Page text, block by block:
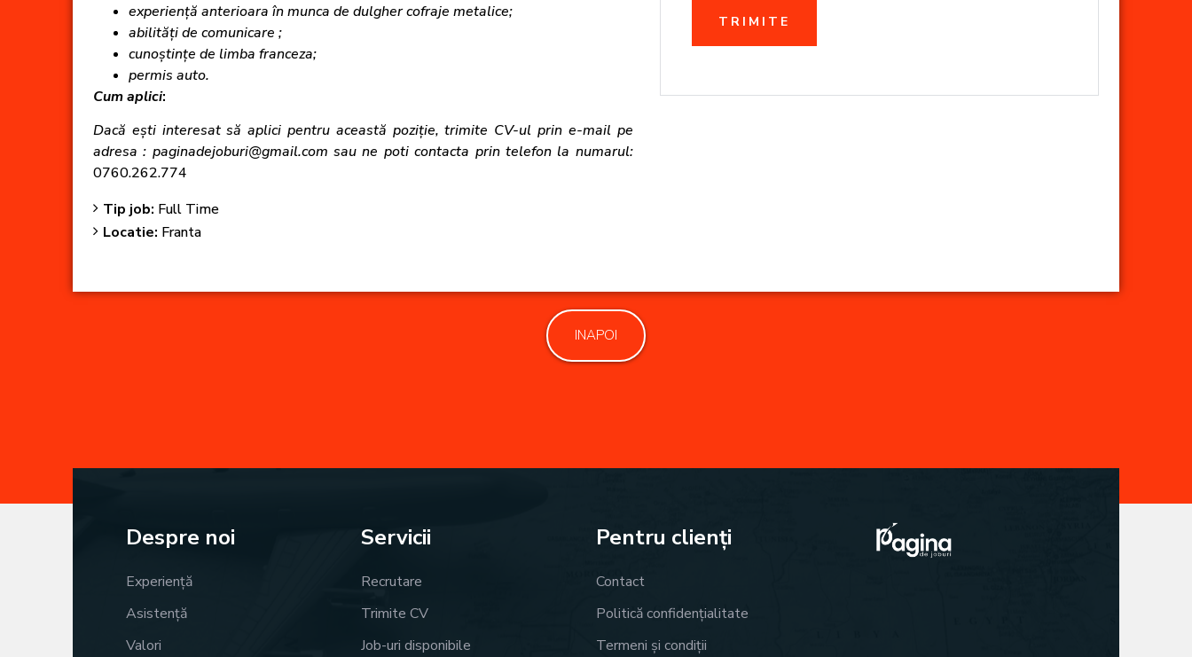
experiență anterioara în munca de dulgher cofraje metalice;
abilități de comunicare ;
cunoștințe de limba franceza;
permis auto.
Cum aplici:
Dacă ești interesat să aplici pentru această poziție, trimite CV-ul prin e-mail pe
adresa : paginadejoburi@gmail.com sau ne poti contacta prin telefon la numarul:
0760.262.774
Tip job: Full Time
Locatie: Franta
INAPOI
Despre noi
Experiență
Asistență
Valori
Servicii
Recrutare
Trimite CV
Job-uri disponibile
Pentru clienți
Contact
Politică confidențialitate
Termeni și condiții